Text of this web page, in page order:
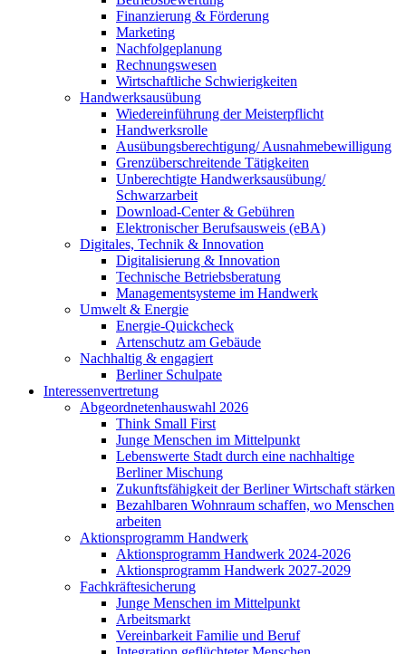
Finanzierung & Förderung
Marketing
Nachfolgeplanung
Rechnungswesen
Wirtschaftliche Schwierigkeiten
Handwerksausübung
Wiedereinführung der Meisterpflicht
Handwerksrolle
Ausübungsberechtigung/ Ausnahmebewilligung
Grenzüberschreitende Tätigkeiten
Unberechtigte Handwerksausübung/
Schwarzarbeit
Download-Center & Gebühren
Elektronischer Berufsausweis (eBA)
Digitales, Technik & Innovation
Digitalisierung & Innovation
Technische Betriebsberatung
Managementsysteme im Handwerk
Umwelt & Energie
Energie-Quickcheck
Artenschutz am Gebäude
Nachhaltig & engagiert
Berliner Schulpate
Interessenvertretung
Abgeordnetenhauswahl 2026
Think Small First
Junge Menschen im Mittelpunkt
Lebenswerte Stadt durch eine nachhaltige
Berliner Mischung
Zukunftsfähigkeit der Berliner Wirtschaft stärken
Bezahlbaren Wohnraum schaffen, wo Menschen
arbeiten
Aktionsprogramm Handwerk
Aktionsprogramm Handwerk 2024-2026
Aktionsprogramm Handwerk 2027-2029
Fachkräftesicherung
Junge Menschen im Mittelpunkt
Arbeitsmarkt
Vereinbarkeit Familie und Beruf